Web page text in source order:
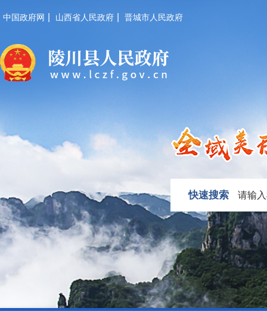
中国政府网 山西省人民政府 晋城市人民政府
快速搜索